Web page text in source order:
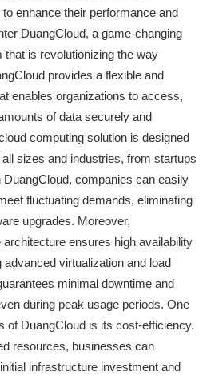
enhance their performance and
DuangCloud, a game-changing
that is revolutionizing the way
provides a flexible and
enables organizations to access,
of data securely and
computing solution is designed
sizes and industries, from startups
companies can easily
fluctuating demands, eliminating
upgrades. Moreover,
ensures high availability
advanced virtualization and load
minimal downtime and
during peak usage periods. One
of DuangCloud is its cost-efficiency.
resources, businesses can
infrastructure investment and